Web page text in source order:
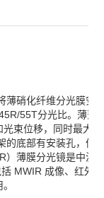
薄硝化纤维分光膜安
55T分光比。薄薄
束位移，同时最大
的底部有安装孔，便
）薄膜分光镜是中波
MWIR 成像、红外